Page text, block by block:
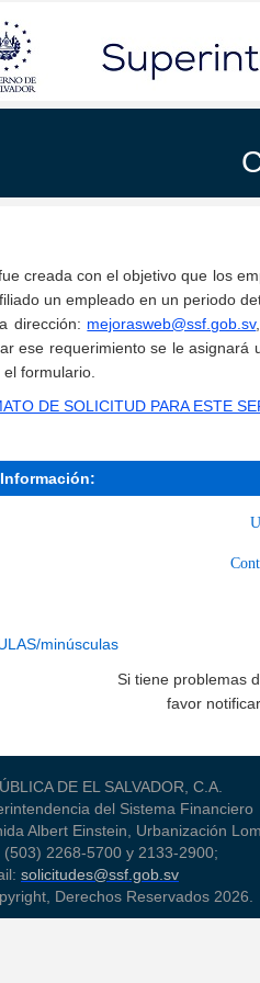
creada con el objetivo que los
un empleado en un periodo
dirección: mejorasweb@ssf.gob.sv
ese requerimiento se le
formulario.
DE SOLICITUD PARA ESTE
minúsculas
Si tiene problemas
favor
DE EL SALVADOR, C.A.
del Sistema Financiero
Albert Einstein, Urbanización
(503) 2268-5700 y 2133-2900;
solicitudes@ssf.gob.sv
Derechos Reservados 2026.